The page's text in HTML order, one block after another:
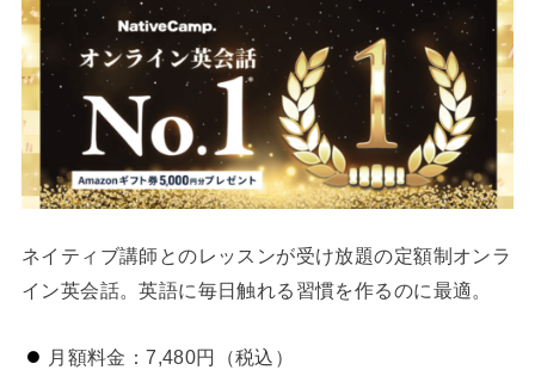
ネイティブ講師とのレッスンが受け放題の定額制オンラ
イン英会話。英語に毎日触れる習慣を作るのに最適。
月額料金：7,480円（税込）